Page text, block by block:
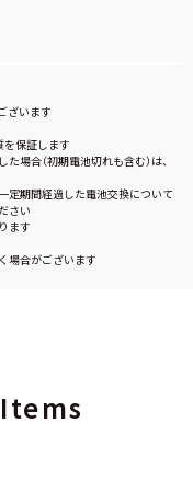
ざいます
保証します
場合（初期電池切れも含む）は、
定期間経過した電池交換について
さい
ます
場合がございます